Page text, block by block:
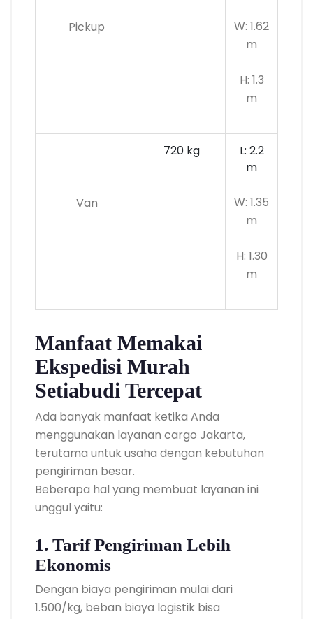
Pickup
W: 1.62
m
H: 1.3
m
Van
720 kg
L: 2.2
m
W: 1.35
m
H: 1.30
m
Manfaat Memakai
Ekspedisi Murah
Setiabudi Tercepat
Ada banyak manfaat ketika Anda
menggunakan layanan cargo Jakarta,
terutama untuk usaha dengan kebutuhan
pengiriman besar.
Beberapa hal yang membuat layanan ini
unggul yaitu:
1. Tarif Pengiriman Lebih
Ekonomis
Dengan biaya pengiriman mulai dari
1.500/kg, beban biaya logistik bisa